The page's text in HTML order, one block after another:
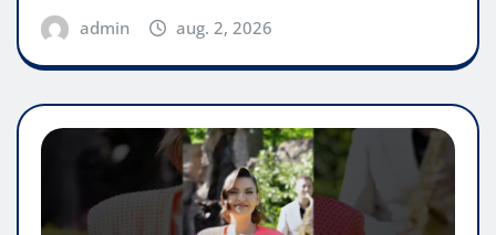
admin aug. 2, 2026